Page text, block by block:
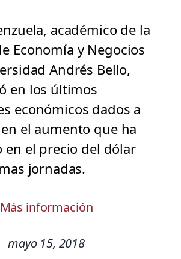
académico de la
Economía y Negocios
Andrés Bello,
en los últimos
económicos dados a
el aumento que ha
en el precio del dólar
jornadas.
Más información
mayo 15, 2018